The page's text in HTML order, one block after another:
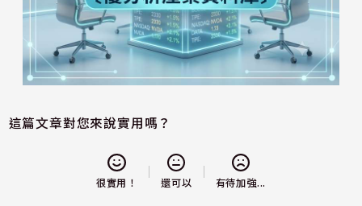
這篇文章對您來說實用嗎？
很實用！ 還可以 有待加強...